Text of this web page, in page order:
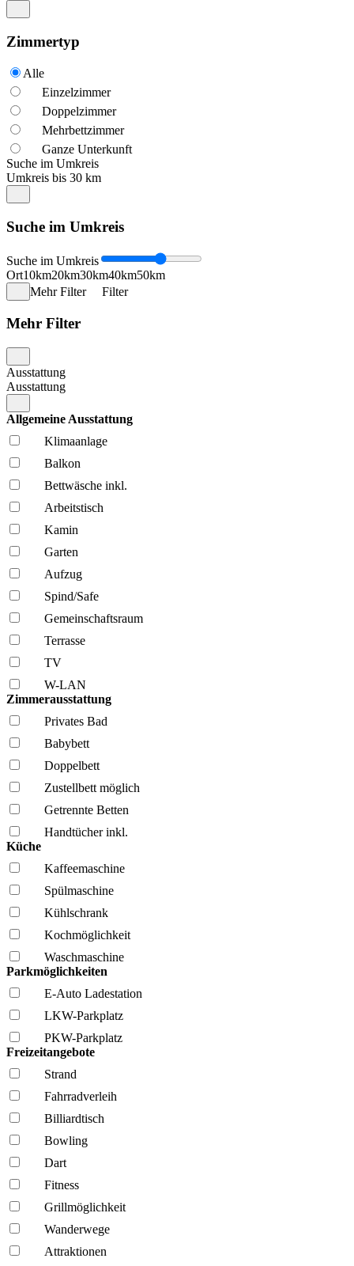
Zimmertyp
Alle
Einzelzimmer
Doppelzimmer
Mehrbettzimmer
Ganze Unterkunft
Suche im Umkreis
Umkreis bis 30 km
Suche im Umkreis
Suche im Umkreis
Ort10km20km30km40km50km
Mehr Filter
Filter
Mehr Filter
Ausstattung
Ausstattung
Allgemeine Ausstattung
Klima­anlage
Balkon
Bettwäsche inkl.
Arbeitstisch
Kamin
Garten
Aufzug
Spind/Safe
Gemeinschafts­raum
Terrasse
TV
W-LAN
Zimmerausstattung
Privates Bad
Babybett
Doppelbett
Zustellbett möglich
Getrennte Betten
Handtücher inkl.
Küche
Kaffee­maschine
Spül­maschine
Kühl­schrank
Kochmöglich­keit
Wasch­maschine
Parkmöglichkeiten
E-Auto Ladestation
LKW-Parkplatz
PKW-Parkplatz
Freizeitangebote
Strand
Fahrrad­verleih
Billiardtisch
Bowling
Dart
Fitness
Grillmöglich­keit
Wanderwege
Attraktionen